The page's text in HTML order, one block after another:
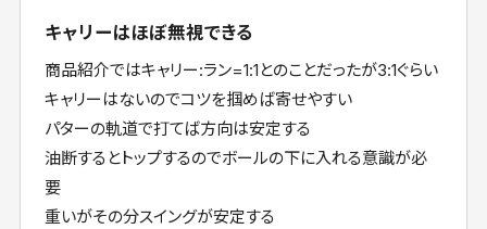
キャリーはほぼ無視できる
商品紹介ではキャリー:ラン=1:1とのことだったが3:1ぐらい
キャリーはないのでコツを掴めば寄せやすい
パターの軌道で打てば方向は安定する
油断するとトップするのでボールの下に入れる意識が必
要
重いがその分スイングが安定する